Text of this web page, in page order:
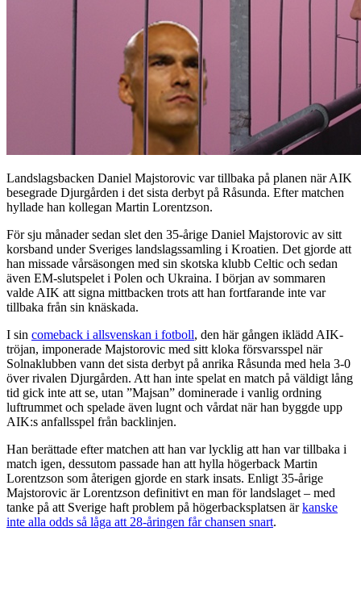
Landslagsbacken Daniel Majstorovic var tillbaka på planen när AIK
besegrade Djurgården i det sista derbyt på Råsunda. Efter matchen
hyllade han kollegan Martin Lorentzson.
För sju månader sedan slet den 35-årige Daniel Majstorovic av sitt
korsband under Sveriges landslagssamling i Kroatien. Det gjorde att
han missade vårsäsongen med sin skotska klubb Celtic och sedan
även EM-slutspelet i Polen och Ukraina. I början av sommaren
valde AIK att signa mittbacken trots att han fortfarande inte var
tillbaka från sin knäskada.
I sin comeback i allsvenskan i fotboll, den här gången iklädd AIK-
tröjan, imponerade Majstorovic med sitt kloka försvarsspel när
Solnaklubben vann det sista derbyt på anrika Råsunda med hela 3-0
över rivalen Djurgården. Att han inte spelat en match på väldigt lång
tid gick inte att se, utan ”Majsan” dominerade i vanlig ordning
luftrummet och spelade även lugnt och vårdat när han byggde upp
AIK:s anfallsspel från backlinjen.
Han berättade efter matchen att han var lycklig att han var tillbaka i
match igen, dessutom passade han att hylla högerback Martin
Lorentzson som återigen gjorde en stark insats. Enligt 35-årige
Majstorovic är Lorentzson definitivt en man för landslaget – med
tanke på att Sverige haft problem på högerbacksplatsen ärkanske
inte alla odds så låga att 28-åringen får chansen snart.